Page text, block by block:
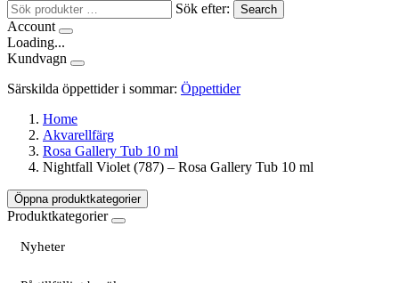
Sök efter:
Search
Account
Loading...
Kundvagn
Särskilda öppettider i sommar: Öppettider
Home
Akvarellfärg
Rosa Gallery Tub 10 ml
Nightfall Violet (787) – Rosa Gallery Tub 10 ml
Öppna produktkategorier
Produktkategorier
Nyheter